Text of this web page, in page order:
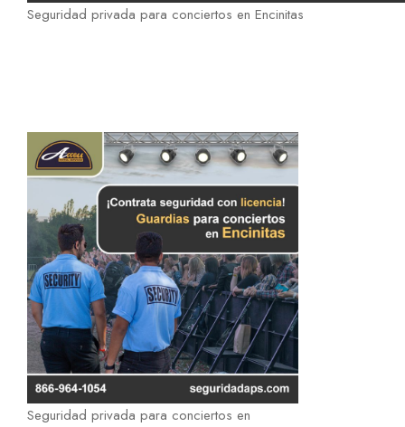
Seguridad privada para conciertos en Encinitas
Seguridad privada para conciertos en